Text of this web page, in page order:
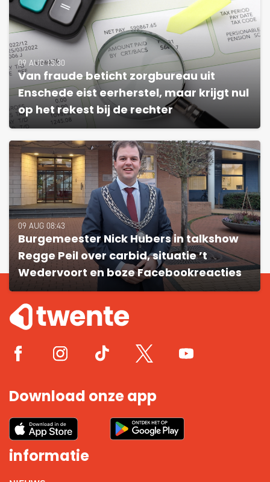
09 AUG 13:30
Van fraude beticht zorgbureau uit
Enschede eist eerherstel, maar krijgt nul
op het rekest bij de rechter
09 AUG 08:43
Burgemeester Nick Hubers in talkshow
Regge Peil over carbid, situatie ’t
Wedervoort en boze Facebookreacties
Download onze app
informatie